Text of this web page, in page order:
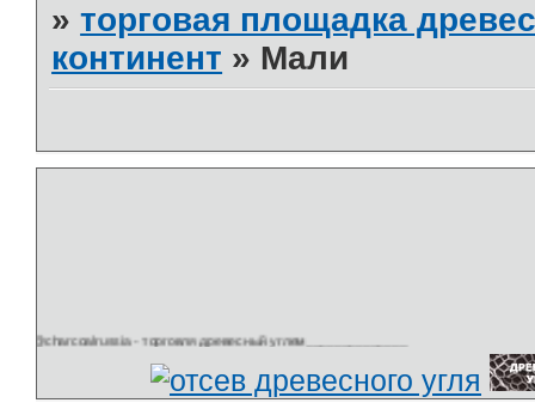
»торговая площадка
континент » Мали
- торговля древесный углем______________